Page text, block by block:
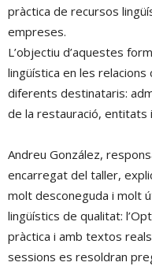
pràctica de recursos
empreses.
L’objectiu d’aquestes
lingüística en les
diferents destinataris:
de la restauració, entitats
Andreu González,
encarregat del taller,
molt desconeguda i molt
lingüístics de qualitat:
pràctica i amb textos
sessions es resoldran